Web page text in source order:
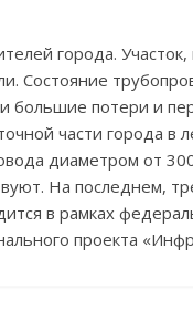
города.
Состояние
большие потери и
части города в
диаметром от
На последнем,
в рамках
проекта